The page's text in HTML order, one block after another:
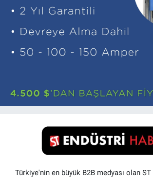
Türkiye'nin en büyük B2B medyası olan